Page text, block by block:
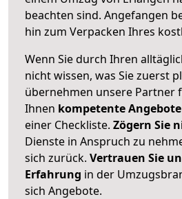
beachten sind. Angefangen
hin zum Verpacken Ihres
Wenn Sie durch Ihren
nicht wissen, was Sie zuerst
übernehmen unsere Partner
Ihnen kompetente Angebote
einer Checkliste. Zögern Sie
Dienste in Anspruch zu
sich zurück. Vertrauen Sie
Erfahrung in der
sich Angebote.